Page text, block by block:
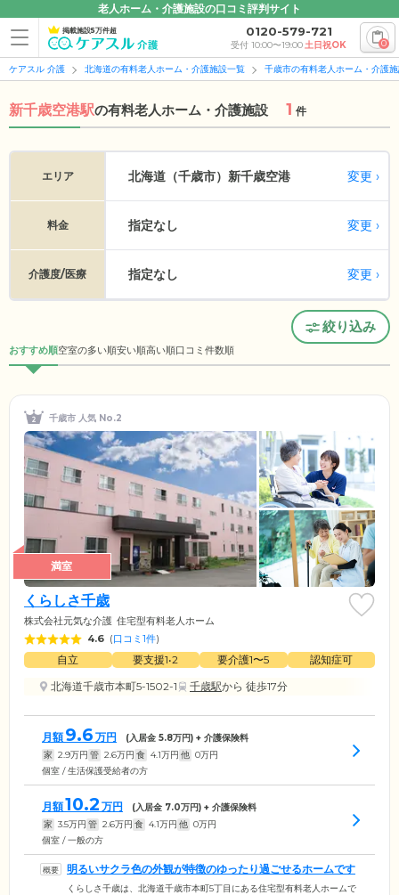
老人ホーム・介護施設の口コミ評判サイト
掲載施設5万件超 0120-579-721
受付 10:00〜19:00土日祝OK 0
ケアスル 介護 北海道の有料老人ホーム・介護施設一覧 千歳市の有料老人ホーム・介護
新千歳空港駅の有料老人ホーム・介護施設 1 件
エリア 北海道（千歳市） 新千歳空港 変更
料金 指定なし 変更
介護度/医療 指定なし 変更
絞り込み
おすすめ順空室の多い順安い順高い順口コミ件数順
千歳市 人気 No.2
満室
くらしさ千歳
株式会社元気な介護 住宅型有料老人ホーム
4.6 (口コミ1件)
自立 要支援1•2 要介護1〜5
認知症可
北海道千歳市本町5-1502-1
千歳駅から 徒歩17分
月額 9.6 万円 (入居金 5.8万円) + 介護保険料
家 2.9万円 管 2.6万円 食 4.1万円 他 0万円
個室 / 生活保護受給者の方
月額10.2 万円 (入居金 7.0万円) + 介護保険料
家 3.5万円 管 2.6万円 食 4.1万円 他 0万円
個室 / 一般の方
明るいサクラ色の外観が特徴のゆったり過ごせるホームです
くらしさ千歳は、北海道千歳市本町5丁目にある住宅型有料老人ホームで